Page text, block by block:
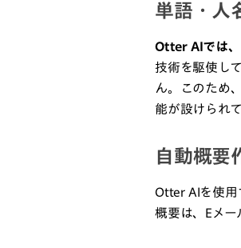
単語・人
Otter AIでは、
技術を駆使し
ん。このため
能が設けられ
自動概要
Otter AIを使用
概要は、Eメー